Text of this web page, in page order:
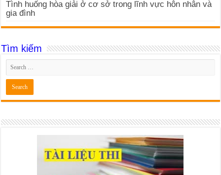
Tình huống hòa giải ở cơ sở trong lĩnh vực hôn nhân và
gia đình
Tìm kiếm